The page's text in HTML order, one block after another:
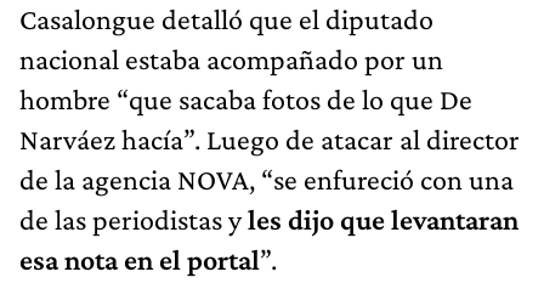
Casalongue detalló que el diputado
nacional estaba acompañado por un
hombre “que sacaba fotos de lo que De
Narváez hacía”. Luego de atacar al director
de la agencia NOVA, “se enfureció con una
de las periodistas yles dijo que levantaran
esa nota en el portal”.